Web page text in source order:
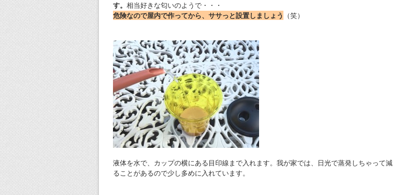
す。 相当好きな匂いのようで・・・
危険なので屋内で作ってから、ササっと設置しましょう
（笑）
液体を水で、カップの横にある目印線まで入れます。我が家では、日光で蒸発しちゃって減
ることがあるので少し多めに入れています。